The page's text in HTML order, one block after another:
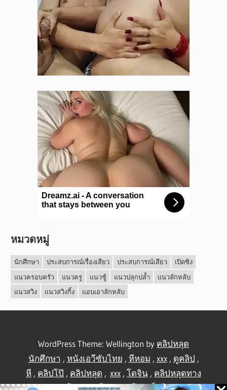
หมวดหมู่
นักศึกษา ประสบการณ์เรื่องเสียว ประสบการณ์เสียว
เปิดซิง
แนวครอบครัว
แนวครู แนวชู้ แนวปลุกปล้ำ
แนวลักหลับ
แนวสวิง
แนวสวิงกิ้ง แอบเอาลักหลับ
WordPress Theme: Wellington by คลิปหลุด
นักศึกษา , หนังเอวีซับไทย , หีหอม , xxx, ดูคลิป ,
หี , คลิปโป๊ , คลิปหลุด , xxx , โดจิน , คลิปหลุดทาง
บ้าน,คลิปโป้,คลิปโป๊,คลิปโป๊,เย็ดไทย,คลิป